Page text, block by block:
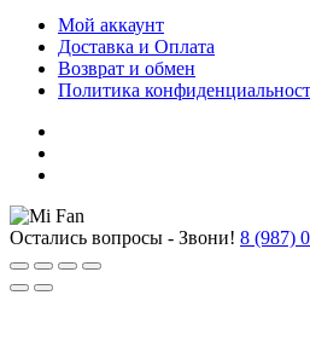
Мой аккаунт
Доставка и Оплата
Возврат и обмен
Политика
Остались вопросы - Звони! 8 (987)